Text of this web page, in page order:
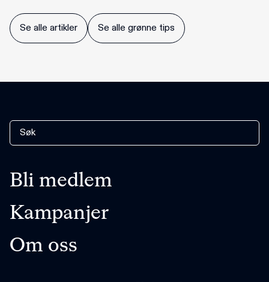
Se alle artikler Se alle grønne tips
Bli medlem
Kampanjer
Om oss